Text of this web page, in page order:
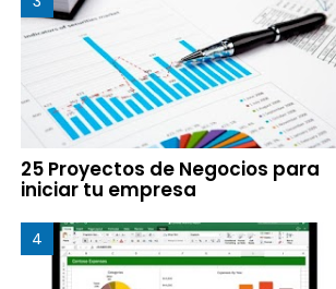
25 Proyectos de Negocios para
iniciar tu empresa